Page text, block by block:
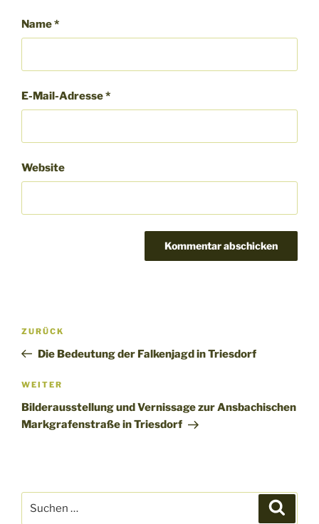
Name*
E-Mail-Adresse*
Website
Beitragsnavigation
Vorheriger
Beitrag
ZURÜCK
Die Bedeutung der Falkenjagd in Triesdorf
Nächster
Beitrag
WEITER
Bilderausstellung und Vernissage zur Ansbachischen
Markgrafenstraße in Triesdorf
nach: